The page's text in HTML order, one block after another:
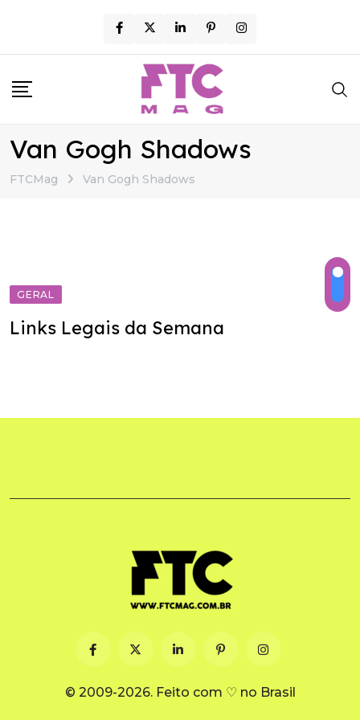
content
Van Gogh Shadows
FTCMag Van Gogh Shadows
GERAL
Links Legais da Semana
© 2009-2026. Feito com ♡ no Brasil